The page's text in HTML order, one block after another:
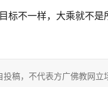
标不一样，大乘就不
投稿，不代表方广佛教网